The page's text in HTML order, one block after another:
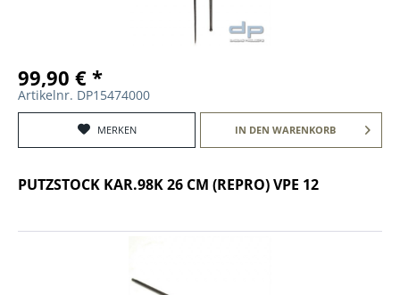
99,90 € *
Artikelnr. DP15474000
MERKEN IN DEN WARENKORB
PUTZSTOCK KAR.98K 26 CM (REPRO) VPE 12